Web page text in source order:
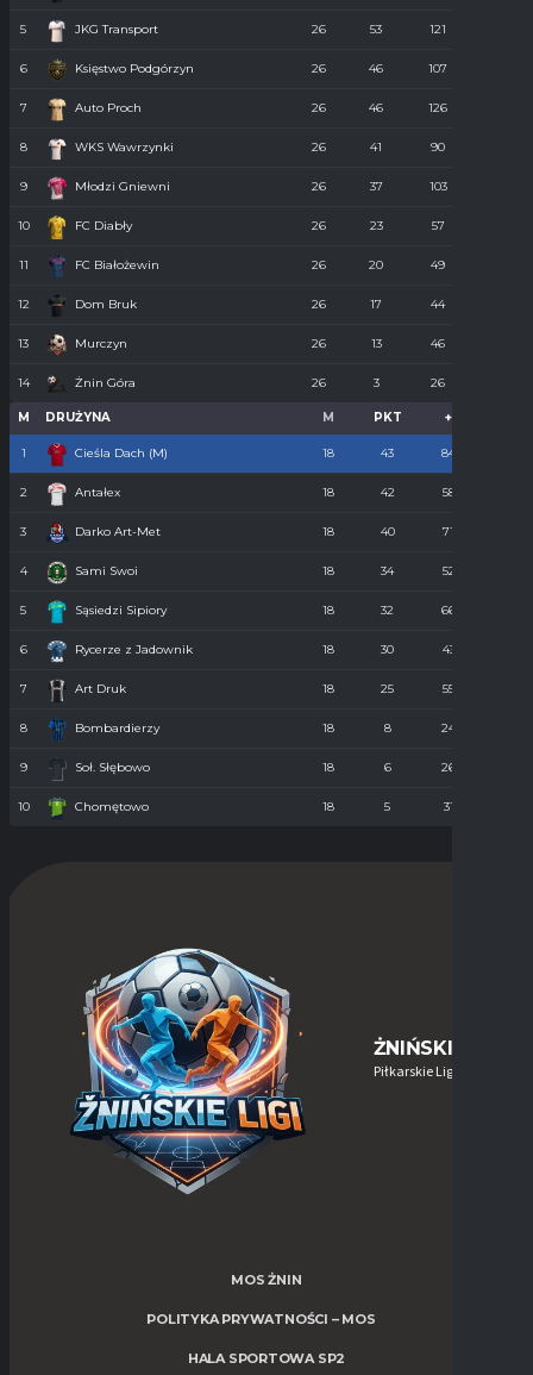
5 JKG Transport 26 53 121
6 Księstwo Podgórzyn 26 46 107
7 Auto Proch 26 46 126
8 WKS Wawrzynki 26 41 90
9 Młodzi Gniewni 26 37 103
10 FC Diabły 26 23 57
11 FC Białożewin 26 20 49
12 Dom Bruk 26 17 44
13 Murczyn 26 13 46
14 Żnin Góra 26 3 26
M DRUŻYNA M PKT +
1 Cieśla Dach (M) 18 43 84
2 Antałex 18 42 58
3 Darko Art-Met 18 40 71
4 Sami Swoi 18 34 52
5 Sąsiedzi Sipiory 18 32 66
6 Rycerze z Jadownik 18 30 43
7 Art Druk 18 25 55
8 Bombardierzy 18 8 24
9 Soł. Słębowo 18 6 26
10 Chomętowo 18 5 31
ŻNIŃSKIE-LIGI
Piłkarskie Ligi w Żninie
MOS ŻNIN
POLITYKA PRYWATNOŚCI – MOS
HALA SPORTOWA SP2